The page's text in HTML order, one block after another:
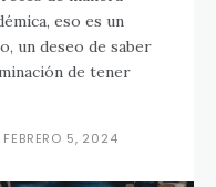
eso es un
un deseo de saber
de tener
FEBRERO 5, 2024